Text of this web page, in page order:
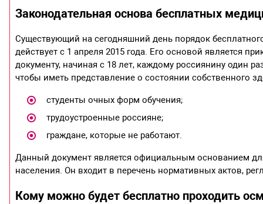
Законодательная основа бесплатных
Существующий на сегодняшний день порядок
действует с 1 апреля 2015 года. Его основой является
документу, начиная с 18 лет, каждому россиянину один
чтобы иметь представление о состоянии собственного
студенты очных форм обучения;
трудоустроенные россияне;
граждане, которые не работают.
Данный документ является официальным основанием
населения. Он входит в перечень нормативных актов,
Кому можно будет бесплатно проходить